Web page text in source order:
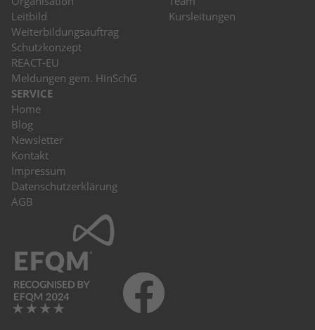
Leitbild
Weiterbildungsauftrag
Schutzkonzept
REACT-EU
Meldungen gem. HinSchG
Kursleitungen
SERVICE
Home
Blog
Newsletter
Kontakt
Impressum
Datenschutzerklärung
AGB